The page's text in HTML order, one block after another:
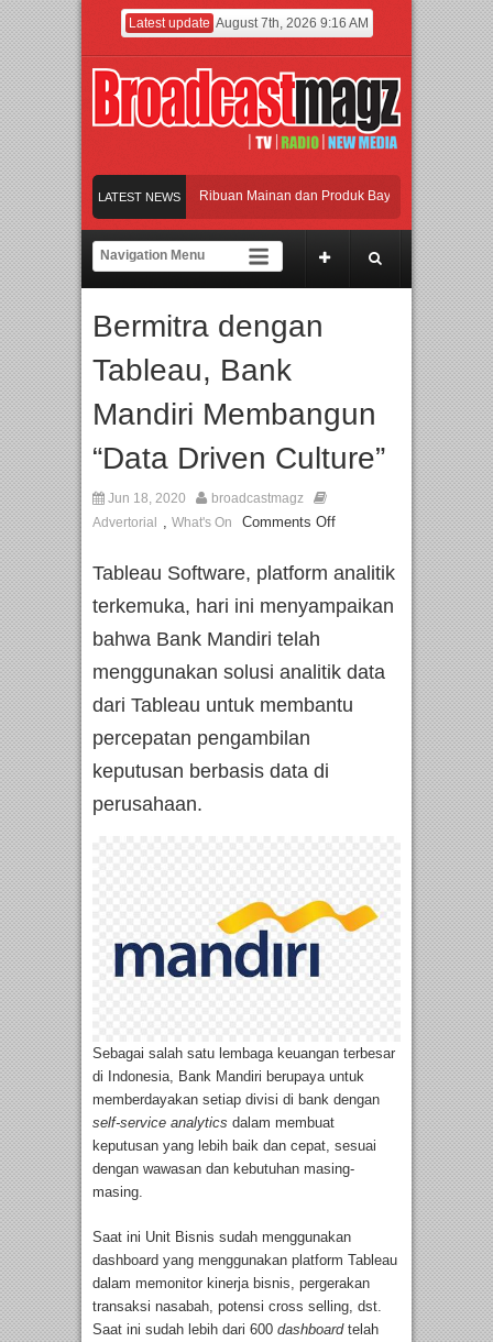
Latest update August 7th, 2026 9:16 AM
LATEST NEWS
Jakarta dengan Ribuan Mainan dan Produk Bayi dari Seluruh Dunia,
Gerbang Inovasi dan Peluang Bisnis Industri Gifts dan Housewares Asia
Perpaduan Warisan Dan Semangat Lokal, BIRKENSTOCK INDONESIA
Jakarta dengan Ribuan Mainan dan Produk Bayi dari Seluruh Dunia,
Bermitra dengan
Tableau, Bank
Mandiri Membangun
“Data Driven Culture”
Jun 18, 2020
broadcastmagz
Advertorial
, What's On Comments Off
Tableau Software, platform analitik
terkemuka, hari ini menyampaikan
bahwa Bank Mandiri telah
menggunakan solusi analitik data
dari Tableau untuk membantu
percepatan pengambilan
keputusan berbasis data di
perusahaan.
Sebagai salah satu lembaga keuangan terbesar
di Indonesia, Bank Mandiri berupaya untuk
memberdayakan setiap divisi di bank dengan
self-service analytics dalam membuat
keputusan yang lebih baik dan cepat, sesuai
dengan wawasan dan kebutuhan masing-
masing.
Saat ini Unit Bisnis sudah menggunakan
dashboard yang menggunakan platform Tableau
dalam memonitor kinerja bisnis, pergerakan
transaksi nasabah, potensi cross selling, dst.
Saat ini sudah lebih dari 600 dashboardtelah